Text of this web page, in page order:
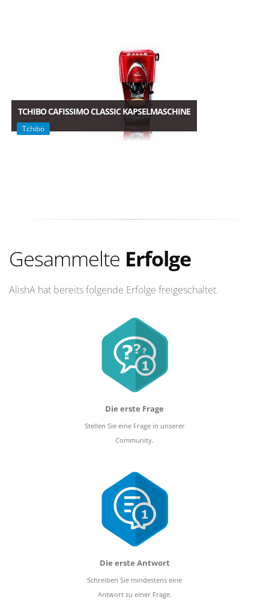
TCHIBO CAFISSIMO CLASSIC KAPSELMASCHINE
Tchibo
Gesammelte Erfolge
AlishA hat bereits folgende Erfolge freigeschaltet.
Die erste Frage
Stellen Sie eine Frage in unserer
Community.
Die erste Antwort
Schreiben Sie mindestens eine
Antwort zu einer Frage.